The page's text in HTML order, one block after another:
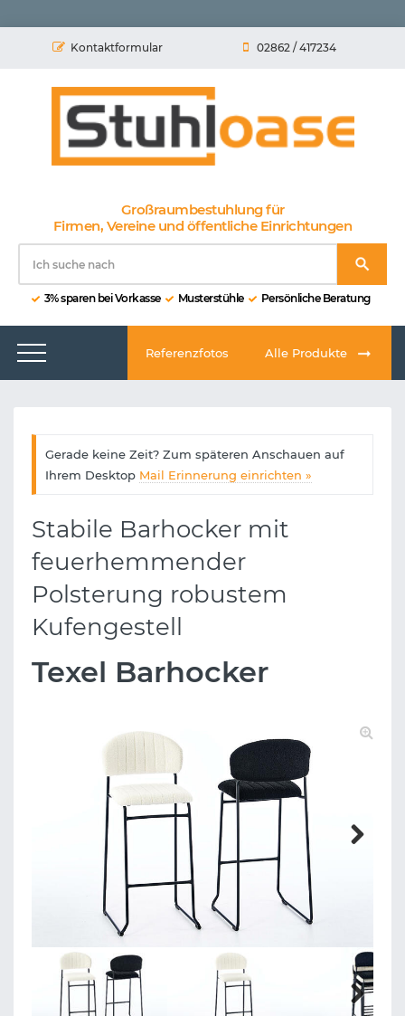
Kontaktformular 02862 / 417234
Großraumbestuhlung für
Firmen, Vereine und öffentliche Einrichtungen
3% sparen bei Vorkasse Musterstühle Persönliche Beratung
Referenzfotos Alle Produkte
Gerade keine Zeit? Zum späteren Anschauen auf
Ihrem Desktop Mail Erinnerung einrichten »
Stabile Barhocker mit
feuerhemmender
Polsterung robustem
Kufengestell
Texel Barhocker